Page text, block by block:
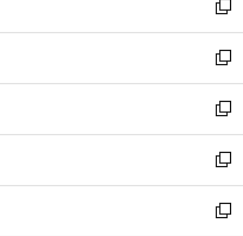
く
で
開
く
ド
ウ
で
開
く
ィ
ン
ド
ウ
で
開
く
新
し
い
ウ
ィ
ン
ド
ウ
で
新
し
い
ウ
ィ
ン
ド
新
し
い
ウ
ィ
新
し
い
新